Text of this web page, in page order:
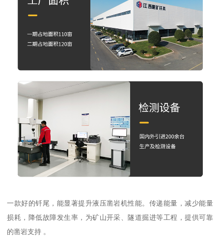
一款好的钎尾，能显著提升液压凿岩机性能。传递能量，减少能量
损耗，降低故障发生率，为矿山开采、隧道掘进等工程，提供可靠
的凿岩支持 。